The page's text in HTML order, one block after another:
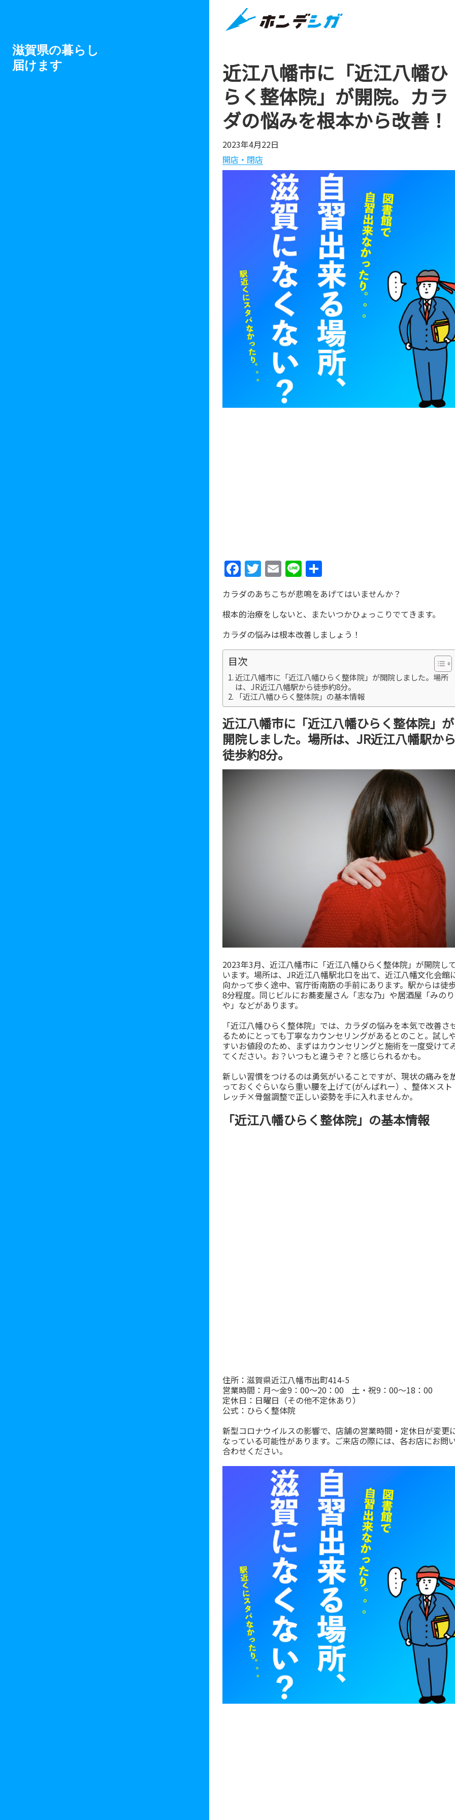
近江八幡市に「近江八幡ひ
らく整体院」が開院。カラ
ダの悩みを根本から改善！
2023年4月22日
開店・閉店
Facebook
Twitter
Email
Line
有
カラダのあちこちが悲鳴をあげてはいませんか？
根本的治療をしないと、またいつかひょっこりでてきます。
カラダの悩みは根本改善しましょう！
目次
近江八幡市に「近江八幡ひらく整体院」が開院しました。場所
は、JR近江八幡駅から徒歩約8分。
「近江八幡ひらく整体院」の基本情報
近江八幡市に「近江八幡ひらく整体院」が
開院しました。場所は、JR近江八幡駅か
徒歩約8分。
2023年3月、近江八幡市に「近江八幡ひらく整体院」が開院し
います。場所は、JR近江八幡駅北口を出て、近江八幡文化会館
向かって歩く途中、官庁街南筋の手前にあります。駅からは徒
8分程度。同じビルにお蕎麦屋さん「志な乃」や居酒屋「みのり
や」などがあります。
「近江八幡ひらく整体院」では、カラダの悩みを本気で改善さ
るためにとっても丁寧なカウンセリングがあるとのこと。試し
すいお値段のため、まずはカウンセリングと施術を一度受けて
てください。お？いつもと違うぞ？と感じられるかも。
新しい習慣をつけるのは勇気がいることですが、現状の痛みを
っておくぐらいなら重い腰を上げて(がんばれー）、整体×スト
レッチ×骨盤調整で正しい姿勢を手に入れませんか。
「近江八幡ひらく整体院」の基本情報
住所：滋賀県近江八幡市出町414-5
営業時間：月～金9：00～20：00 土・祝9：00～18：00
定休日：日曜日（その他不定休あり）
公式： ひらく整体院
新型コロナウイルスの影響で、店舗の営業時間・定休日が変更
なっている可能性があります。ご来店の際には、各お店にお問
合わせください。
滋賀県の暮らし
届けます